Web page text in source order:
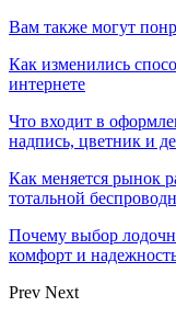
Вам также могут
Как изменились
интернете
Что входит в
надпись, цветник и
Как меняется рынок
тотальной
Почему выбор
комфорт и
Prev Next